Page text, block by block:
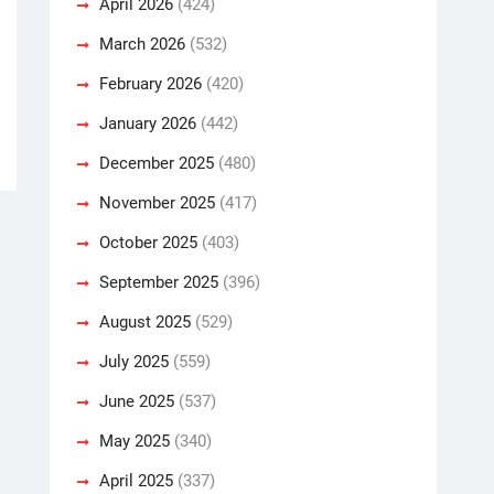
April 2026 (424)
March 2026 (532)
February 2026 (420)
January 2026 (442)
December 2025 (480)
November 2025 (417)
October 2025 (403)
September 2025 (396)
August 2025 (529)
July 2025 (559)
June 2025 (537)
May 2025 (340)
April 2025 (337)